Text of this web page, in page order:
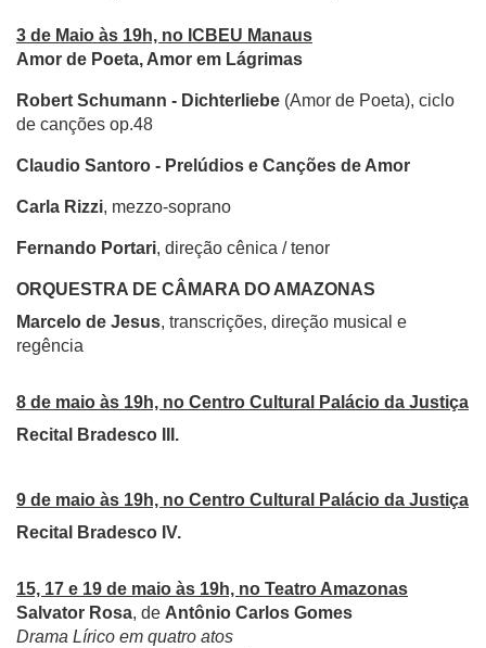
3 de Maio às 19h, no ICBEU Manaus
Amor de Poeta, Amor em Lágrimas
Robert Schumann - Dichterliebe (Amor de Poeta), ciclo
de canções op.48
Claudio Santoro - Prelúdios e Canções de Amor
Carla Rizzi, mezzo-soprano
Fernando Portari, direção cênica / tenor
ORQUESTRA DE CÂMARA DO AMAZONAS
Marcelo de Jesus, transcrições, direção musical e
regência
8 de maio às 19h, no Centro Cultural Palácio da Justiça
Recital Bradesco III.
9 de maio às 19h, no Centro Cultural Palácio da Justiça
Recital Bradesco IV.
15, 17 e 19 de maio às 19h, no Teatro Amazonas
Salvator Rosa, de Antônio Carlos Gomes
Drama Lírico em quatro atos